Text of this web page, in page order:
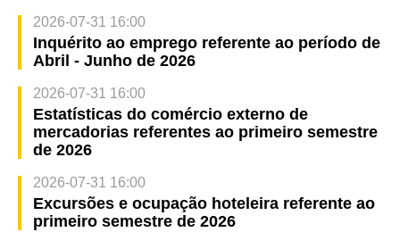
2026-07-31 16:00
Inquérito ao emprego referente ao período de
Abril - Junho de 2026
2026-07-31 16:00
Estatísticas do comércio externo de
mercadorias referentes ao primeiro semestre
de 2026
2026-07-31 16:00
Excursões e ocupação hoteleira referente ao
primeiro semestre de 2026